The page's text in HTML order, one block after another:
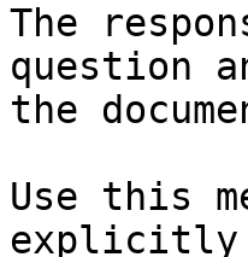
The
question
the
Use this
explicitly